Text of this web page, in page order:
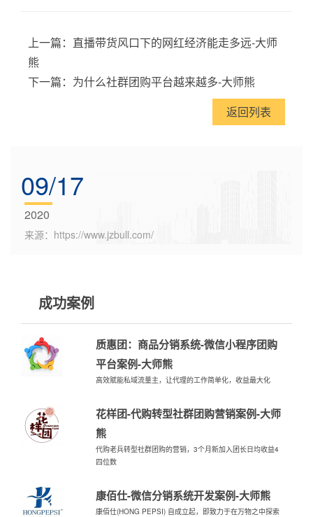
上一篇： 直播带货风口下的网红经济能走多远-大师
熊
下一篇： 为什么社群团购平台越来越多-大师熊
返回列表
09/17
2020
来源：https://www.jzbull.com/
成功案例
质惠团：商品分销系统-微信小程序团购
平台案例-大师熊
高效赋能私域流量主，让代理的工作简单化，收益最大化
花样团-代购转型社群团购营销案例-大师
熊
代购老兵转型社群团购的营销，3个月新加入团长日均收益4
四位数
康佰仕-微信分销系统开发案例-大师熊
康佰仕(HONG PEPSI) 自成立起，即致力于在万物之中探索